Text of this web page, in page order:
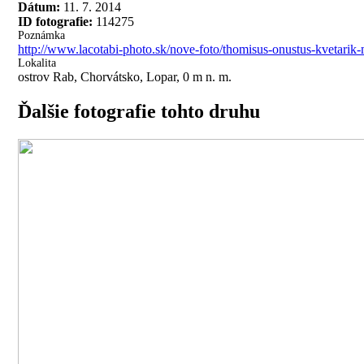
Dátum: 11. 7. 2014
ID fotografie: 114275
Poznámka
http://www.lacotabi-photo.sk/nove-foto/thomisus-onustus-
Lokalita
ostrov Rab, Chorvátsko, Lopar, 0 m n. m.
Ďalšie fotografie tohto druhu